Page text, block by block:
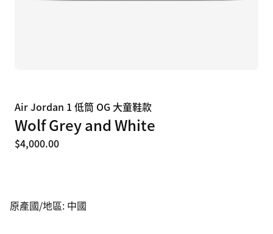
Air Jordan 1 低筒 OG 大童鞋款
Wolf Grey and White
$4,000.00
原產國/地區: 中國